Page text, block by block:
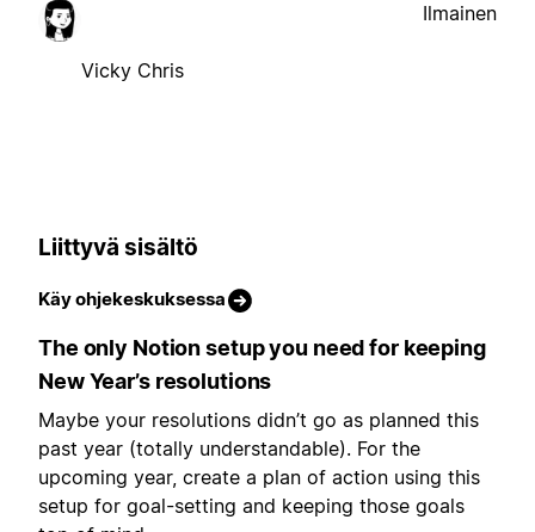
Vicky Chris
Ilmainen
Liittyvä sisältö
Käy ohjekeskuksessa
The only Notion setup you need for keeping
New Year’s resolutions
Maybe your resolutions didn’t go as planned this
past year (totally understandable). For the
upcoming year, create a plan of action using this
setup for goal-setting and keeping those goals